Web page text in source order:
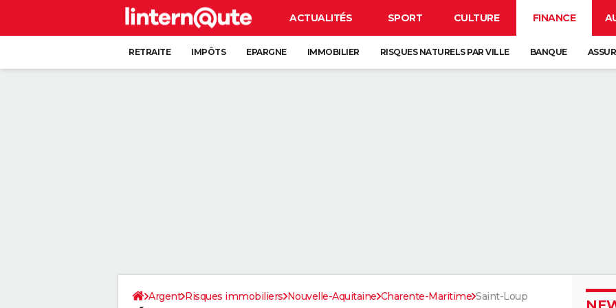
ACTUALITÉS SPORT CULTURE FINANCE
RETRAITE IMPÔTS EPARGNE IMMOBILIER RISQUES NATURELS PAR VILLE BANQUE
Argent Risques immobiliers Nouvelle-Aquitaine Charente-Maritime Saint-Loup